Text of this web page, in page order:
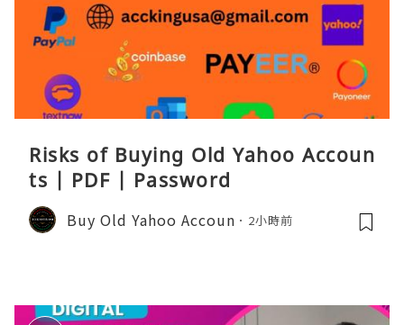
Risks of Buying Old Yahoo Accoun
ts | PDF | Password
Buy Old Yahoo Accoun 2小時前